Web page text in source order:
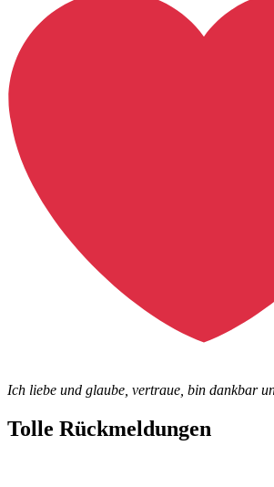
Ich liebe und glaube, vertraue, bin dankbar
Tolle Rückmeldungen